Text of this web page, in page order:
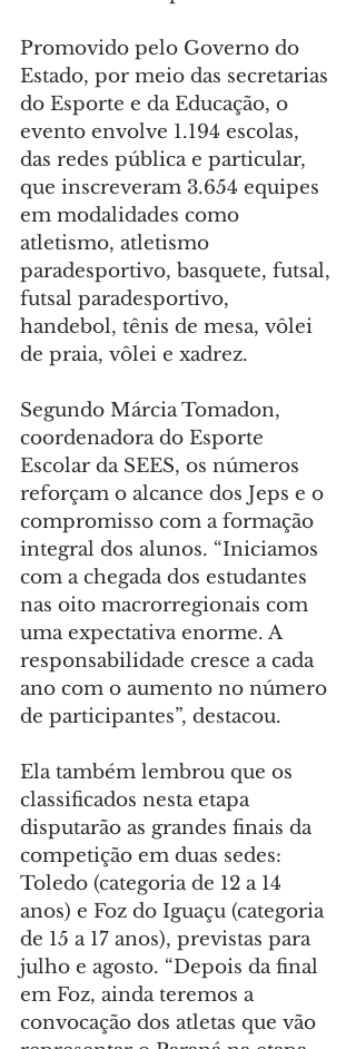
Promovido pelo Governo do
Estado, por meio das secretarias
do Esporte e da Educação, o
evento envolve 1.194 escolas,
das redes pública e particular,
que inscreveram 3.654 equipes
em modalidades como
atletismo, atletismo
paradesportivo, basquete, futsal,
futsal paradesportivo,
handebol, tênis de mesa, vôlei
de praia, vôlei e xadrez.
Segundo Márcia Tomadon,
coordenadora do Esporte
Escolar da SEES, os números
reforçam o alcance dos Jeps e o
compromisso com a formação
integral dos alunos. “Iniciamos
com a chegada dos estudantes
nas oito macrorregionais com
uma expectativa enorme. A
responsabilidade cresce a cada
ano com o aumento no número
de participantes”, destacou.
Ela também lembrou que os
classificados nesta etapa
disputarão as grandes finais da
competição em duas sedes:
Toledo (categoria de 12 a 14
anos) e Foz do Iguaçu (categoria
de 15 a 17 anos), previstas para
julho e agosto. “Depois da final
em Foz, ainda teremos a
convocação dos atletas que vão